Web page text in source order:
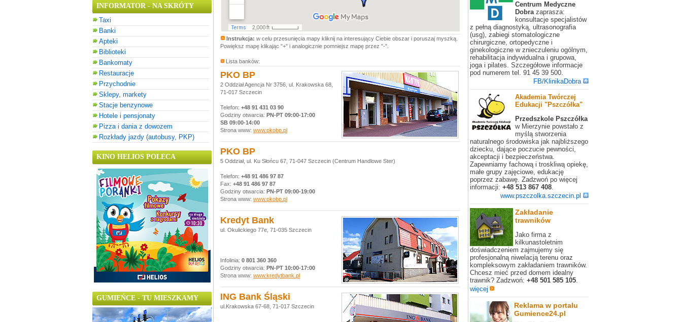
INFORMATOR - NA SKRÓTY
Taxi
Banki
Apteki
Biblioteki
Bankomaty
Restauracje
Przychodnie
Sklepy, markety
Stacje benzynowe
Hotele i pensjonaty
Pizza i dania z dowozem
Rozkłady jazdy (autobusy, PKP)
KINO HELIOS POLECA
GUMIEŃCE - TU MIESZKAMY
Instrukcja: w celu przesunięcia mapy kliknij na interesujący Ciebie obszar i poruszaj myszką.
Powiększ mapę klikając "+" i analogicznie pomniejsz mapę przez "-".
Lista banków:
PKO BP
2 Oddział Agencja Nr 3756, ul. Krakowska 68,
71-017 Szczecin
Telefon: +48 91 431 03 90 ‎
Godziny otwarcia: PN-PT 09:00-17:00
SB 09:00-14:00
Strona www: www.pkobp.pl
PKO BP
5 Oddział, ul. Ku Słońcu 67, 71-047 Szczecin (Centrum Handlowe Ster)
Telefon: +48 91 486 97 87
Fax: +48 91 486 97 87
Godziny otwarcia: PN-PT 09:00-19:00
Strona www: www.pkobp.pl
Kredyt Bank
ul. Okulickiego 77e, 71-035 Szczecin
Infolinia: 0 801 360 360
Godziny otwarcia: PN-PT 10:00-17:00
Strona www: www.kredytbank.pl
ING Bank Śląski
ul.Krakowska 67-68, 71-017 Szczecin
Centrum Medyczne
Dobra zaprasza:
konsultacje specjalistów
z pełną diagnostyką, ultrasonografia
(usg), zabiegi stomatologiczne
chirurgiczne, ortopedyczne i
ginekologiczne w znieczuleniu ogólnym,
rehabilitacja indywidualna i grupowa,
joga i pilates. Szczegółowe informacje
pod numerem tel. 91 45 39 500.
FB/KlinikaDobra
Akademia Twórczej
Edukacji "Pszczółka"
Przedszkole Pszczółka
w Mierzynie powstało z
myślą stworzenia
naturalnego środowiska jak najbliższego
dziecku, dające poczucie pewności,
akceptacji i bezpieczeństwa.
Zapewniamy fachową i troskliwą opiekę,
małe grupy zajęciowe, edukację
poprzez zabawę. Zadzwoń po więcej
informacji: +48 513 867 408.
www.pszczolka.szczecin.pl
Zakładanie
trawników
Jako firma z
kilkunastoletnim
doświadczeniem zajmujemy się
profesjonalną niwelacją terenu oraz
kompleksowym zakładaniem trawników.
Chcesz mieć przed domem idealny
trawnik? Zadzwoń: +48 501 585 105.
więcej
Reklama w portalu
Gumience24.pl